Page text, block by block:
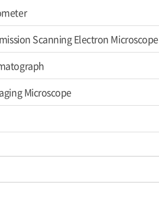
Scanning Electron Microscope
Microscope